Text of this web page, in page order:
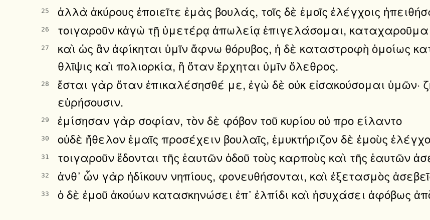
25 ἀλλὰ ἀκύρους ἐποιεῖτε ἐμὰς βουλάς, τοῖς δὲ ἐμοῖς ἐλέγχοις
26 τοιγαροῦν κἀγὼ τῇ ὑμετέρᾳ ἀπωλείᾳ ἐπιγελάσομαι,
27
καὶ ὡς ἂν ἀφίκηται ὑμῖν ἄφνω θόρυβος, ἡ δὲ καταστροφὴ ὁμοίως
θλῖψις καὶ πολιορκία, ἢ ὅταν ἔρχηται ὑμῖν ὄλεθρος.
28
ἔσται γὰρ ὅταν ἐπικαλέσησθέ με, ἐγὼ δὲ οὐκ εἰσακούσομαι ὑμῶν·
εὑρήσουσιν.
29 ἐμίσησαν γὰρ σοφίαν, τὸν δὲ φόβον τοῦ κυρίου οὐ προ είλαντο
30 οὐδὲ ἤθελον ἐμαῖς προσέχειν βουλαῖς, ἐμυκτήριζον δὲ ἐμοὺς
31 τοιγαροῦν ἔδονται τῆς ἑαυτῶν ὁδοῦ τοὺς καρποὺς καὶ τῆς ἑαυτῶν
32 ἀνθ᾿ ὧν γὰρ ἠδίκουν νηπίους, φονευθήσονται, καὶ ἐξετασμὸς
33 ὁ δὲ ἐμοῦ ἀκούων κατασκηνώσει ἐπ᾿ ἐλπίδι καὶ ἡσυχάσει ἀφόβως